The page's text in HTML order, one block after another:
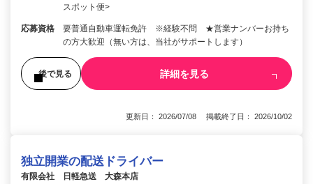
スポット便>
応募資格
要普通自動車運転免許 ※経験不問 ★営業ナンバーお持ち
の方大歓迎（無い方は、当社がサポートします）
後で見る 詳細を見る
更新日： 2026/07/08 掲載終了日： 2026/10/02
独立開業の配送ドライバー
有限会社 日軽急送 大森本店